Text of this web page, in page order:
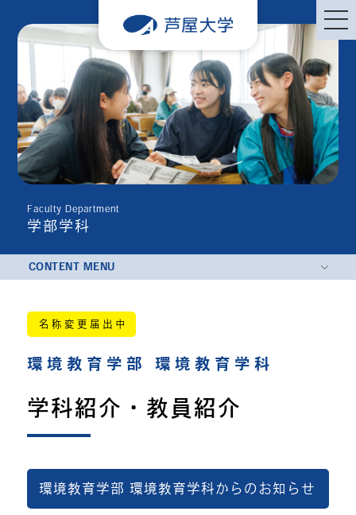
Faculty Department
学部学科
CONTENT MENU
名称変更届出中
環境教育学部 環境教育学科
学科紹介・教員紹介
環境教育学部 環境教育学科からのお知らせ